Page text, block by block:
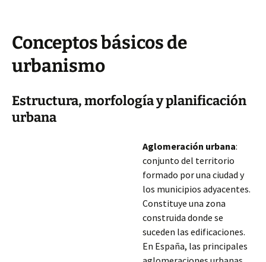
Conceptos básicos de
urbanismo
Estructura, morfología y planificación
urbana
Aglomeración urbana:
conjunto del territorio
formado por una ciudad y
los municipios adyacentes.
Constituye una zona
construida donde se
suceden las edificaciones.
En España, las principales